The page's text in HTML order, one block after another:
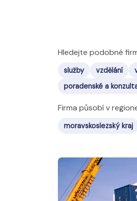
Hledejte podobné
služby vzdělání
poradenské a
Firma působí v
moravskoslezský kraj